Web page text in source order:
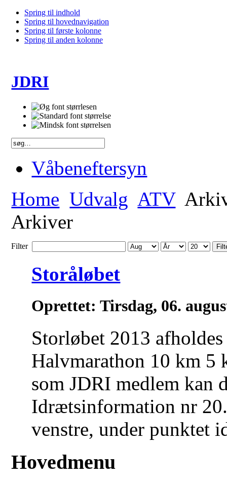
Spring til indhold
Spring til hovednavigation
Spring til første kolonne
Spring til anden kolonne
JDRI
Våbeneftersyn
Home Udvalg ATV
Arkiver
Filter
Storåløbet
Oprettet: Tirsdag, 06.
Storløbet 2013
Halvmarathon 10 km 5
som JDRI medlem kan
Idrætsinformation nr
venstre, under punktet
Hovedmenu